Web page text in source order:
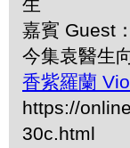
嘉賓 Guest：
今集袁醫生
香紫羅蘭
https://
30c.html